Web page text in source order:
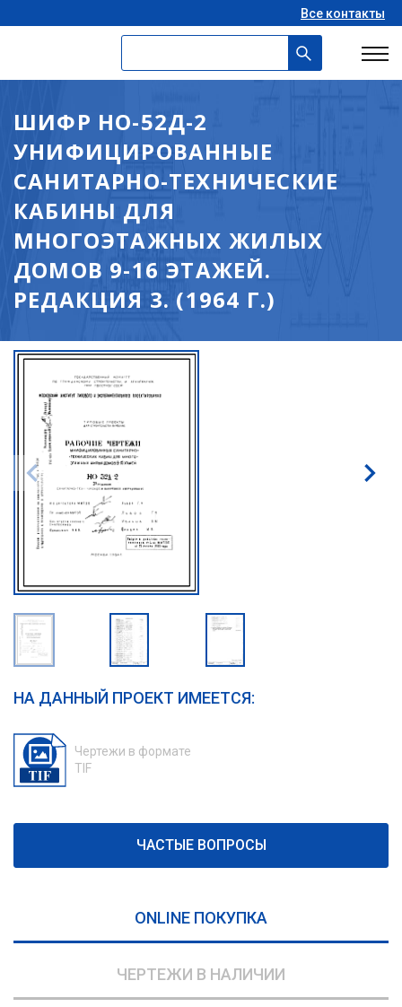
Все контакты
ШИФР НО-52Д-2
УНИФИЦИРОВАННЫЕ
САНИТАРНО-ТЕХНИЧЕСКИЕ
КАБИНЫ ДЛЯ
МНОГОЭТАЖНЫХ ЖИЛЫХ
ДОМОВ 9-16 ЭТАЖЕЙ.
РЕДАКЦИЯ 3. (1964 Г.)
НА ДАННЫЙ ПРОЕКТ ИМЕЕТСЯ:
Чертежи в формате
TIF
ЧАСТЫЕ ВОПРОСЫ
ONLINE ПОКУПКА
ЧЕРТЕЖИ В НАЛИЧИИ